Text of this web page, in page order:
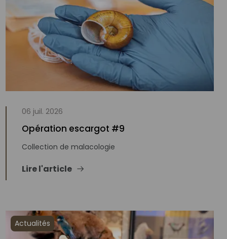
06 juil. 2026
Opération escargot #9
Collection de malacologie
Lire l'article
Actualités